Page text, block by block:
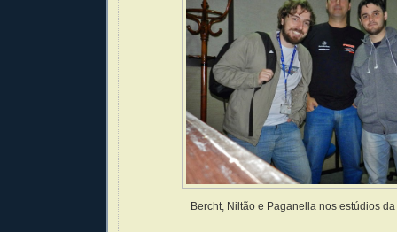
Bercht, Niltão e Paganella nos estúdios